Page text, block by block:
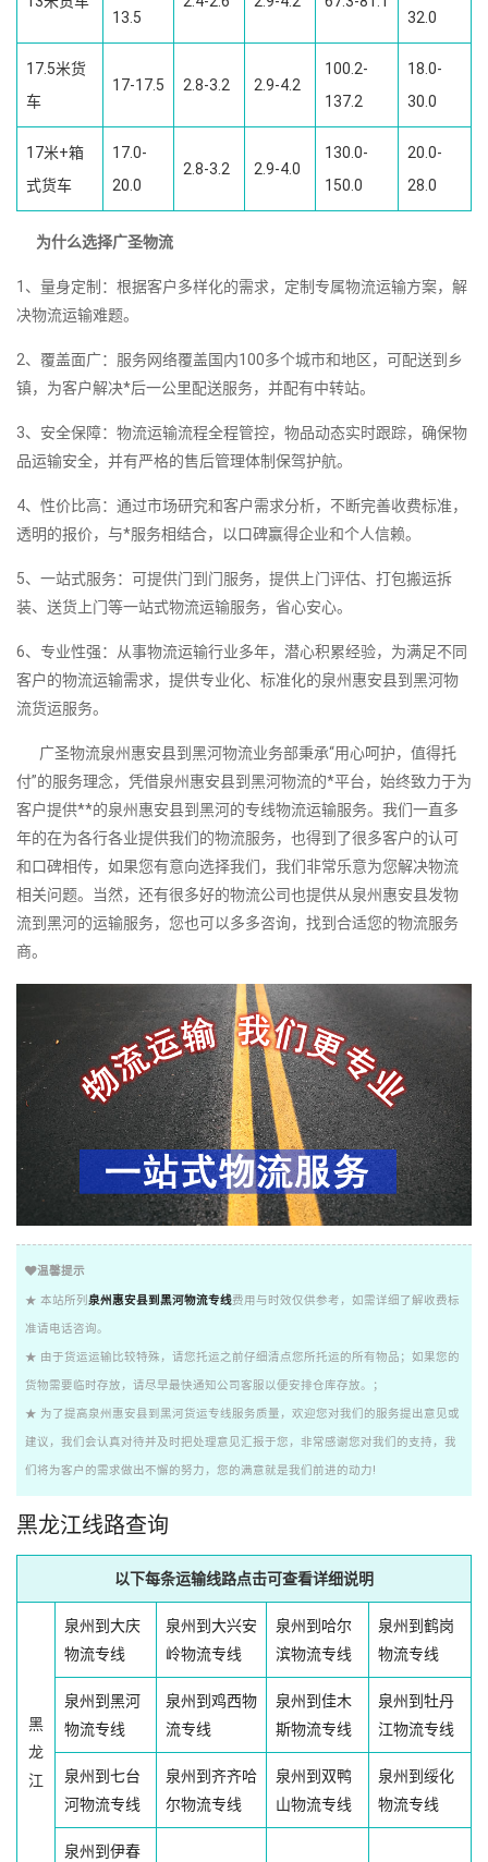
13.5
32.0
17.5米货
车
17-17.5 2.8-3.2 2.9-4.2
100.2-
137.2
18.0-
30.0
17米+箱
式货车
17.0-
20.0
2.8-3.2 2.9-4.0
130.0-
150.0
20.0-
28.0
为什么选择广圣物流
1、量身定制：根据客户多样化的需求，定制专属物流运输方案，解
决物流运输难题。
2、覆盖面广：服务网络覆盖国内100多个城市和地区，可配送到乡
镇，为客户解决*后一公里配送服务，并配有中转站。
3、安全保障：物流运输流程全程管控，物品动态实时跟踪，确保物
品运输安全，并有严格的售后管理体制保驾护航。
4、性价比高：通过市场研究和客户需求分析，不断完善收费标准，
透明的报价，与*服务相结合，以口碑赢得企业和个人信赖。
5、一站式服务：可提供门到门服务，提供上门评估、打包搬运拆
装、送货上门等一站式物流运输服务，省心安心。
6、专业性强：从事物流运输行业多年，潜心积累经验，为满足不同
客户的物流运输需求，提供专业化、标准化的泉州惠安县到黑河物
流货运服务。
广圣物流泉州惠安县到黑河物流业务部秉承“用心呵护，值得托
付”的服务理念，凭借泉州惠安县到黑河物流的*平台，始终致力于为
客户提供**的泉州惠安县到黑河的专线物流运输服务。我们一直多
年的在为各行各业提供我们的物流服务，也得到了很多客户的认可
和口碑相传，如果您有意向选择我们，我们非常乐意为您解决物流
相关问题。当然，还有很多好的物流公司也提供从泉州惠安县发物
流到黑河的运输服务，您也可以多多咨询，找到合适您的物流服务
商。
温馨提示
★ 本站所列 泉州惠安县到黑河物流专线费用与时效仅供参考，如需详细了解收费标
准请电话咨询。
★ 由于货运运输比较特殊，请您托运之前仔细清点您所托运的所有物品；如果您的
货物需要临时存放，请尽早最快通知公司客服以便安排仓库存放。；
★ 为了提高泉州惠安县到黑河货运专线服务质量，欢迎您对我们的服务提出意见或
建议，我们会认真对待并及时把处理意见汇报于您，非常感谢您对我们的支持，我
们将为客户的需求做出不懈的努力，您的满意就是我们前进的动力!
黑龙江线路查询
以下每条运输线路点击可查看详细说明
黑
龙
江
泉州到大庆
物流专线
泉州到大兴安
岭物流专线
泉州到哈尔
滨物流专线
泉州到鹤岗
物流专线
泉州到黑河
物流专线
泉州到鸡西物
流专线
泉州到佳木
斯物流专线
泉州到牡丹
江物流专线
泉州到七台
河物流专线
泉州到齐齐哈
尔物流专线
泉州到双鸭
山物流专线
泉州到绥化
物流专线
泉州到伊春